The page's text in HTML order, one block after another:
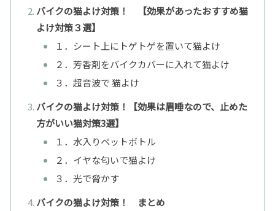
バイクの猫よけ対策！ 【効果があったおすすめ猫
よけ対策３選】
１．シート上にトゲトゲを置いて猫よけ
２．芳香剤をバイクカバーに入れて猫よけ
３．超音波で 猫よけ
バイクの猫よけ対策！【効果は眉唾なので、止めた
方がいい猫対策3選】
１．水入りペットボトル
２．イヤな匂いで猫よけ
３．光で脅かす
バイクの猫よけ対策！ まとめ